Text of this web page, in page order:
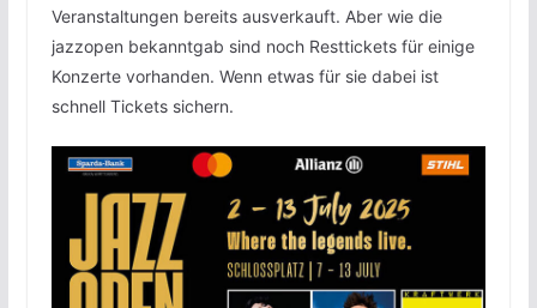
Veranstaltungen bereits ausverkauft. Aber wie die
jazzopen bekanntgab sind noch Resttickets für einige
Konzerte vorhanden. Wenn etwas für sie dabei ist
schnell Tickets sichern.